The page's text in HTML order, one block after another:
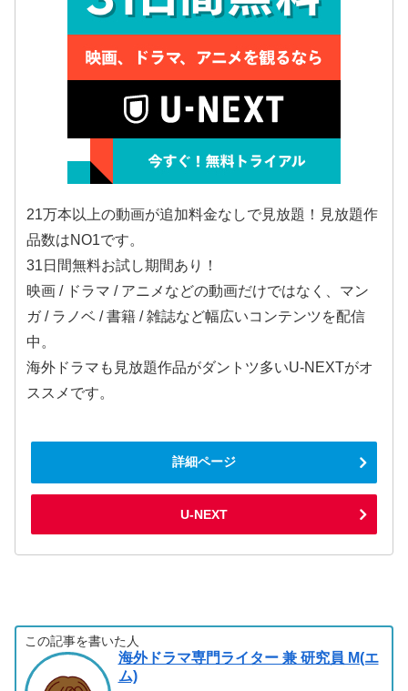
21万本以上の動画が追加料金なしで見放題！見放題作
品数はNO1です。
31日間無料お試し期間あり！
映画 / ドラマ / アニメなどの動画だけではなく、マン
ガ / ラノベ / 書籍 / 雑誌など幅広いコンテンツを配信
中。
海外ドラマも見放題作品がダントツ多いU-NEXTがオ
ススメです。
詳細ページ
U-NEXT
この記事を書いた人
海外ドラマ専門ライター 兼 研究員 M(エ
ム)